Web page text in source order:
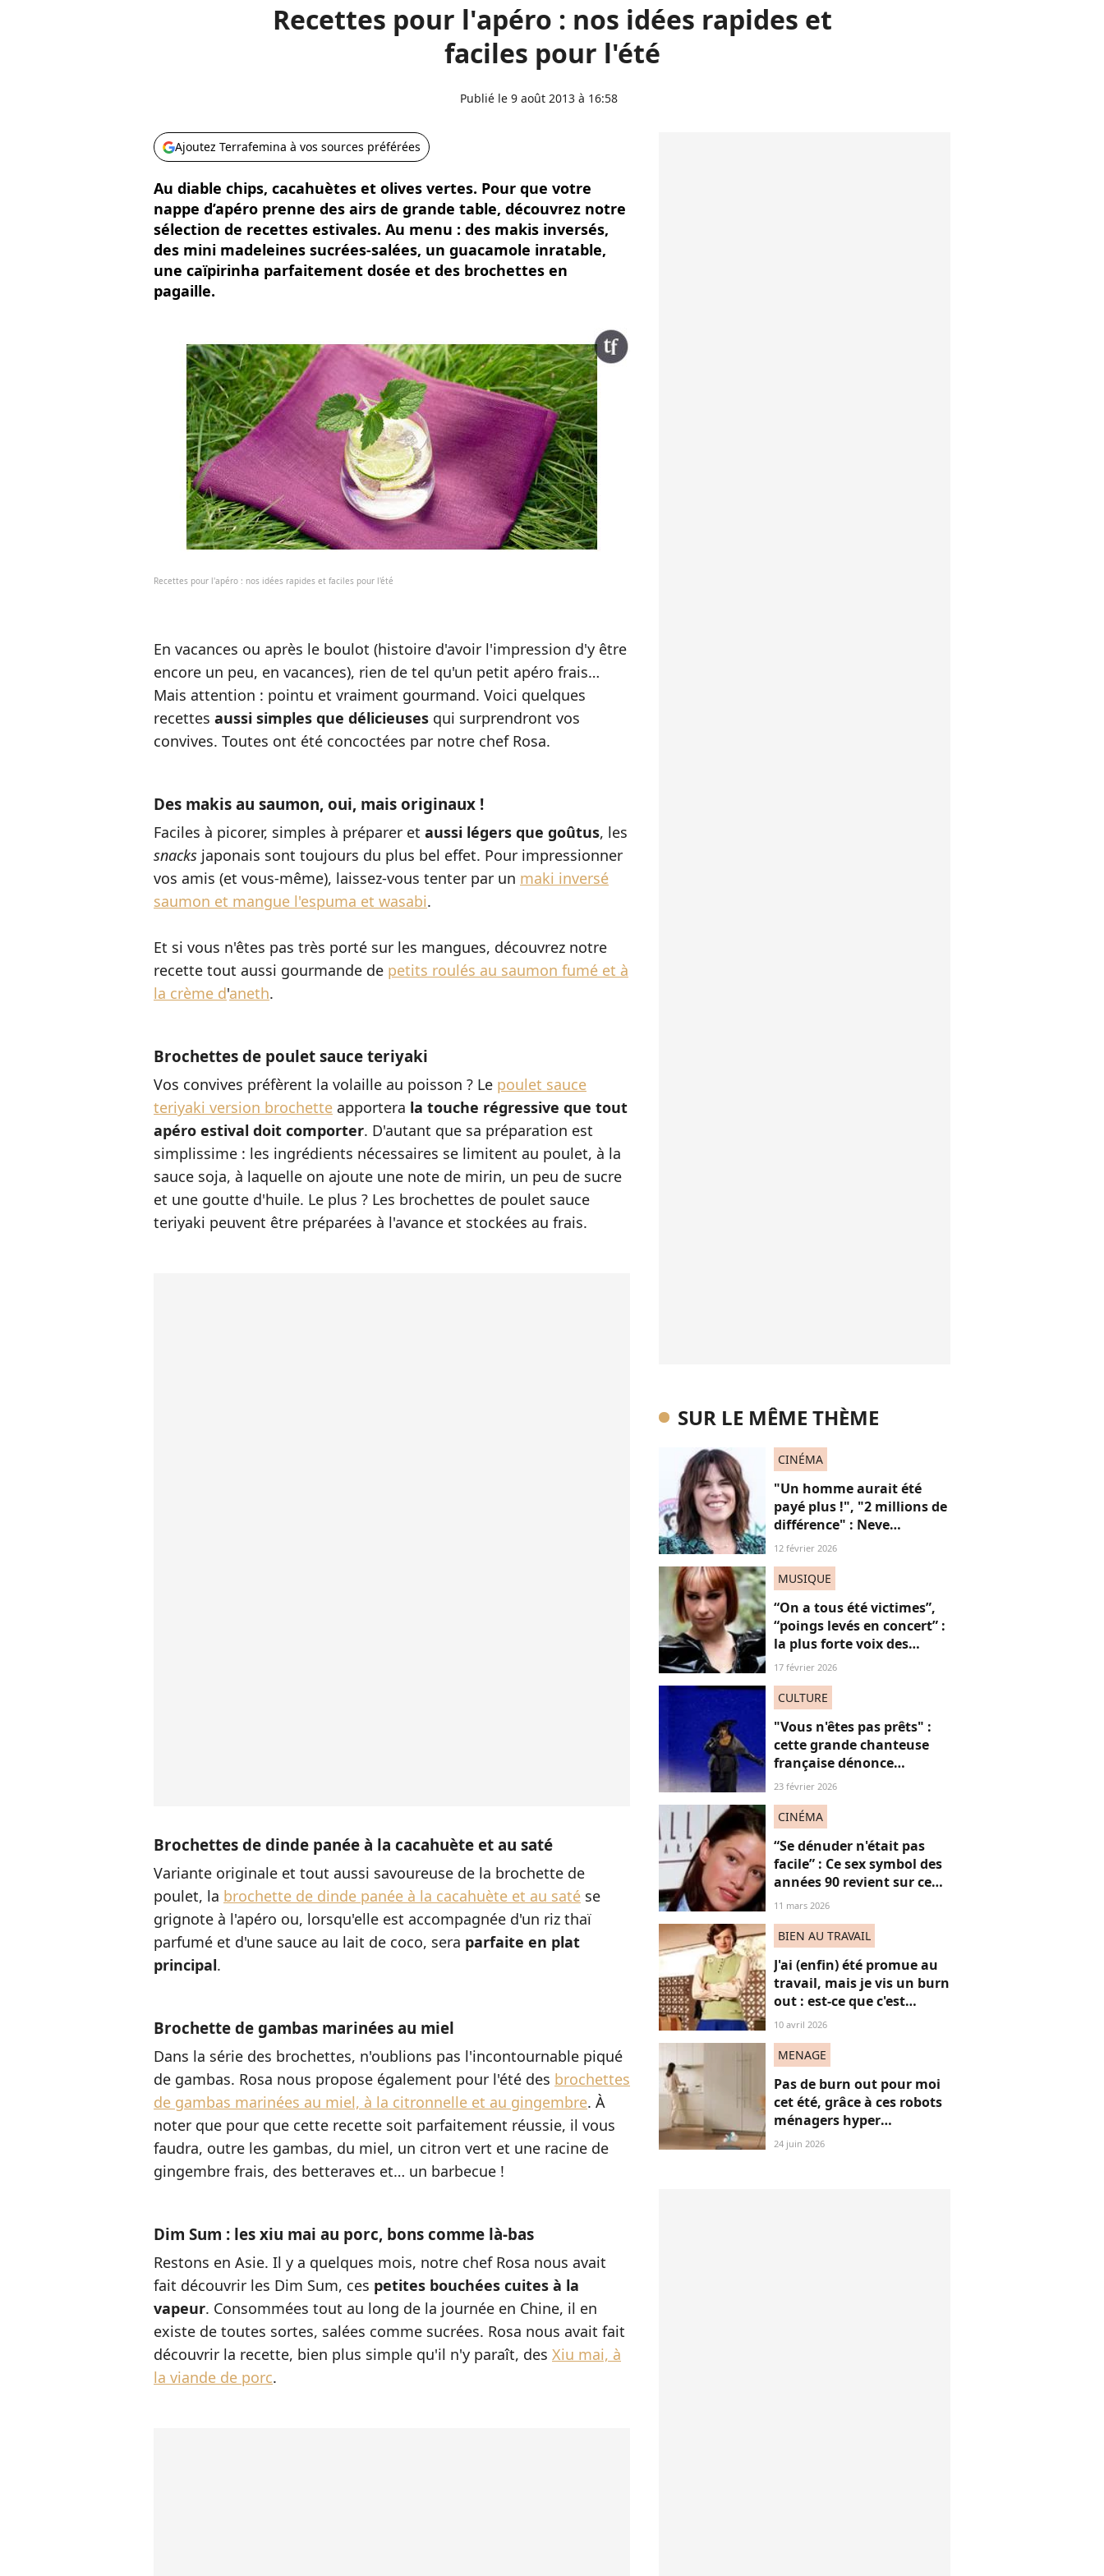
Recettes pour l'apéro : nos idées rapides et
faciles pour l'été
Publié le 9 août 2013 à 16:58
Ajoutez Terrafemina à vos sources préférées
Au diable chips, cacahuètes et olives vertes. Pour que votre
nappe d’apéro prenne des airs de grande table, découvrez notre
sélection de recettes estivales. Au menu : des makis inversés,
des mini madeleines sucrées-salées, un guacamole inratable,
une caïpirinha parfaitement dosée et des brochettes en
pagaille.
Recettes pour l'apéro : nos idées rapides et faciles pour l'été
En vacances ou après le boulot (histoire d'avoir l'impression d'y être
encore un peu, en vacances), rien de tel qu'un petit apéro frais…
Mais attention : pointu et vraiment gourmand. Voici quelques
recettes aussi simples que délicieuses qui surprendront vos
convives. Toutes ont été concoctées par notre chef Rosa.
Des makis au saumon, oui, mais originaux !
Faciles à picorer, simples à préparer et aussi légers que goûtus, les
snacks japonais sont toujours du plus bel effet. Pour impressionner
vos amis (et vous-même), laissez-vous tenter par un maki inversé
saumon et mangue l'espuma et wasabi.
Et si vous n'êtes pas très porté sur les mangues, découvrez notre
recette tout aussi gourmande de petits roulés au saumon fumé et à
la crème d'aneth.
Brochettes de poulet sauce teriyaki
Vos convives préfèrent la volaille au poisson ? Le poulet sauce
teriyaki version brochette apportera la touche régressive que tout
apéro estival doit comporter. D'autant que sa préparation est
simplissime : les ingrédients nécessaires se limitent au poulet, à la
sauce soja, à laquelle on ajoute une note de mirin, un peu de sucre
et une goutte d'huile. Le plus ? Les brochettes de poulet sauce
teriyaki peuvent être préparées à l'avance et stockées au frais.
Brochettes de dinde panée à la cacahuète et au saté
Variante originale et tout aussi savoureuse de la brochette de
poulet, la brochette de dinde panée à la cacahuète et au saté se
grignote à l'apéro ou, lorsqu'elle est accompagnée d'un riz thaï
parfumé et d'une sauce au lait de coco, sera parfaite en plat
principal.
Brochette de gambas marinées au miel
Dans la série des brochettes, n'oublions pas l'incontournable piqué
de gambas. Rosa nous propose également pour l'été des brochettes
de gambas marinées au miel, à la citronnelle et au gingembre. À
noter que pour que cette recette soit parfaitement réussie, il vous
faudra, outre les gambas, du miel, un citron vert et une racine de
gingembre frais, des betteraves et… un barbecue !
Dim Sum : les xiu mai au porc, bons comme là-bas
Restons en Asie. Il y a quelques mois, notre chef Rosa nous avait
fait découvrir les Dim Sum, ces petites bouchées cuites à la
vapeur. Consommées tout au long de la journée en Chine, il en
existe de toutes sortes, salées comme sucrées. Rosa nous avait fait
découvrir la recette, bien plus simple qu'il n'y paraît, des Xiu mai, à
la viande de porc.
SUR LE MÊME THÈME
CINÉMA
"Un homme aurait été
payé plus !", "2 millions de
différence" : Neve
Campbell dénonce les
Hollywood (et on
12 février 2026
MUSIQUE
“On a tous été victimes”,
“poings levés en concert” :
la plus forte voix des
Victoires de la Musique
chanson “Je t’accuse”
17 février 2026
CULTURE
"Vous n'êtes pas prêts" :
cette grande chanteuse
française dénonce
“l’effacement des femmes
(forcément) réagir
23 février 2026
CINÉMA
“Se dénuder n'était pas
facile” : Ce sex symbol des
années 90 revient sur ce
célèbre strip tease qui l’a
dérangeant à revoir
11 mars 2026
BIEN AU TRAVAIL
J'ai (enfin) été promue au
travail, mais je vis un burn
out : est-ce que c'est
normal ?
10 avril 2026
MENAGE
Pas de burn out pour moi
cet été, grâce à ces robots
ménagers hyper
performants
24 juin 2026